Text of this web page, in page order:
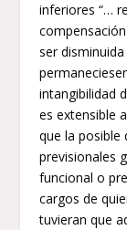
inferiores “…
ser
intangibilidad
es extensible
que la posible
previsionales
funcional o
cargos de
tuvieran que